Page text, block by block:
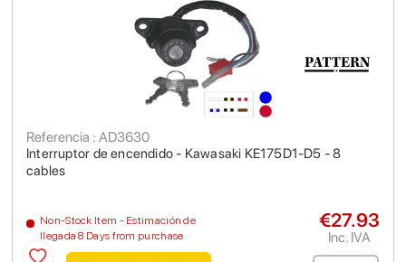
Interruptor de encendido - Kawasaki KE175D1-D5 - 8
cables
Referencia : AD3630
Non-Stock Item - Estimación de
llegada 8 Days from purchase
€27.93
Inc. IVA